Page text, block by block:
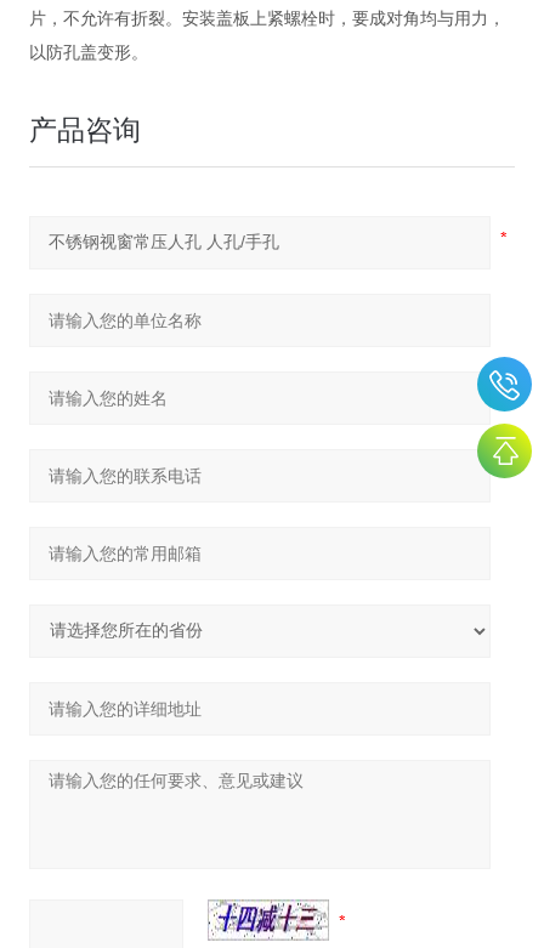
片，不允许有折裂。安装盖板上紧螺栓时，要成对角均与用力，
以防孔盖变形。
产品咨询